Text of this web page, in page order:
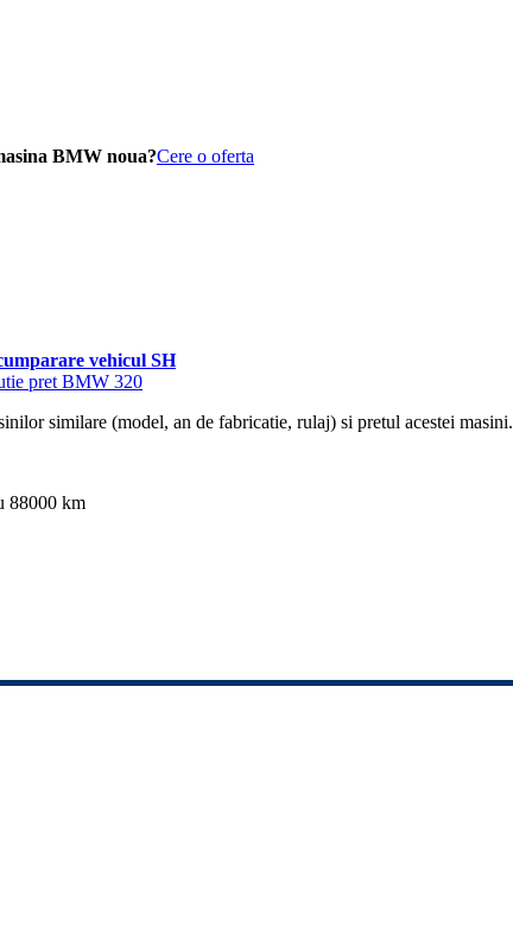
BMW noua?Cere o oferta
vehicul SH
pret BMW 320
similare (model, an de fabricatie, rulaj) si pretul acestei masini.
88000 km